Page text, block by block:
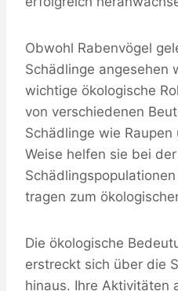
Obwohl Rabenvögel
Schädlinge angesehen
wichtige ökologische
von verschiedenen
Schädlinge wie
Weise helfen sie bei
tragen zum
Die ökologische
erstreckt sich über die
hinaus. Ihre Aktivitäten